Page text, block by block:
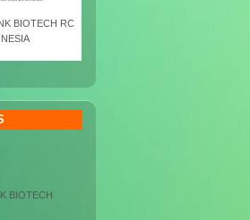
BIOTECH RC
BIOTECH